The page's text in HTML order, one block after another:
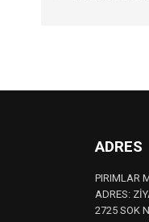
ADRES
PIRIMLAR
ADRES:
2725 SOK